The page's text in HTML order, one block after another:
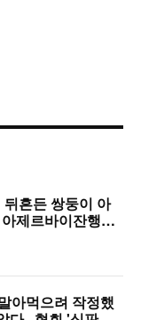
뒤흔든 쌍둥이 아
제르바이잔행→5
아먹으려 작정했